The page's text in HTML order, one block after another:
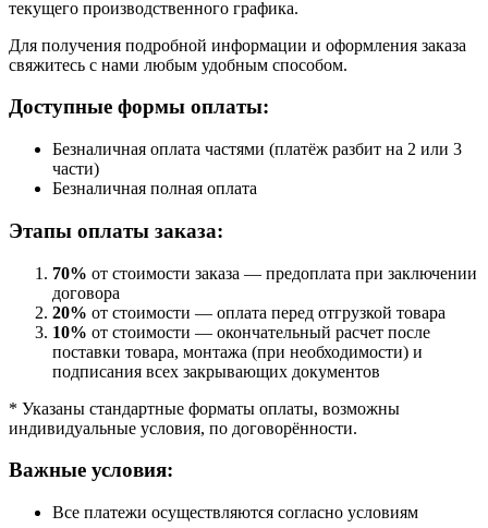
текущего производственного графика.
Для получения подробной информации и оформления заказа
свяжитесь с нами любым удобным способом.
Доступные формы оплаты:
Безналичная оплата частями (платёж разбит на 2 или 3
части)
Безналичная полная оплата
Этапы оплаты заказа:
70% от стоимости заказа — предоплата при заключении
договора
20% от стоимости — оплата перед отгрузкой товара
10% от стоимости — окончательный расчет после
поставки товара, монтажа (при необходимости) и
подписания всех закрывающих документов
* Указаны стандартные форматы оплаты, возможны
индивидуальные условия, по договорённости.
Важные условия:
Все платежи осуществляются согласно условиям